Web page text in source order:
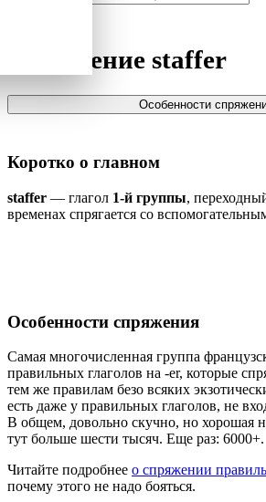
Спряжение staffer
Особенности
Коротко о главном
staffer — глагол 1-й группы,
временах спрягается со
Особенности спряжения
Самая многочисленная группа
правильных глаголов на -er, которые
тем же правилам безо всяких
есть даже у правильных глаголов, не
В общем, довольно скучно, но хорошая
тут больше шести тысяч. Еще раз: 6000+.
Читайте подробнее о спряжении
почему этого не надо бояться.